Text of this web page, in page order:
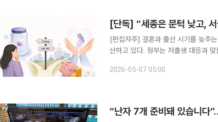
[편집자주] 결혼과 출산 시기를 늦추
산하고 있다. 정부는 저출생 대응과
마저 제한적이다. 본지는 30대 미혼
2026-05-07 05:00